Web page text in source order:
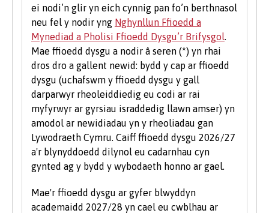
graddedigion Prifysgol Bangor i’w helpu i
ddatblygu eu sgiliau menter neu i’w cefnogi i
ddechrau busnes newydd, gan gynnwys
mentora un i un, gweithdai a chyfleoedd
ariannu.
Gwirfoddoli i Fyfyrwyr
Mae gwirfoddoli yn brofiad gwerthfawr ac yn
gwella eich sgiliau a'ch cyflogadwyedd.
Dysgwch fwy am gyfleoedd gwirfoddoli ar
wefanUndeb y Myfyrwyr
ei nodi’n glir yn eich cynnig pan fo’n berthnasol
neu fel y nodir yng Nghynllun Ffioedd a
Mynediad a Pholisi Ffioedd Dysgu’r Brifysgol
Mae ffioedd dysgu a nodir â seren (*) yn rhai
dros dro a gallent newid: bydd y cap ar ffioedd
dysgu (uchafswm y ffioedd dysgu y gall
darparwyr rheoleiddiedig eu codi ar rai
myfyrwyr ar gyrsiau israddedig llawn amser) yn
amodol ar newidiadau yn y rheoliadau gan
Lywodraeth Cymru. Caiff ffioedd dysgu 2026/27
a'r blynyddoedd dilynol eu cadarnhau cyn
gynted ag y bydd y wybodaeth honno ar gael.
Mae'r ffioedd dysgu ar gyfer blwyddyn
academaidd 2027/28 yn cael eu cwblhau ar